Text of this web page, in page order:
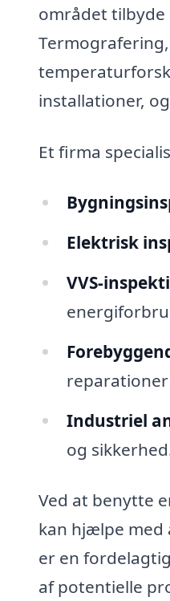
området tilbyde
installationer,
Et firma
Elektrisk
VVS-
Industriel
og
Ved at benytte
kan hjælpe med
er en
af potentielle